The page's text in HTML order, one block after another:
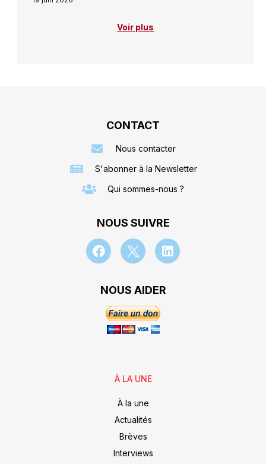
Voir plus
CONTACT
Nous contacter
S'abonner à la Newsletter
Qui sommes-nous ?
NOUS SUIVRE
NOUS AIDER
À LA UNE
À la une
Actualités
Brèves
Interviews